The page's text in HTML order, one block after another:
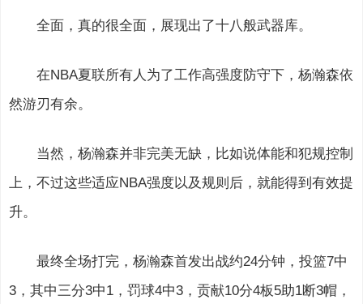
全面，真的很全面，展现出了十八般武器库。
在NBA夏联所有人为了工作高强度防守下，杨瀚森依
然游刃有余。
当然，杨瀚森并非完美无缺，比如说体能和犯规控制
上，不过这些适应NBA强度以及规则后，就能得到有效提
升。
最终全场打完，杨瀚森首发出战约24分钟，投篮7中
3，其中三分3中1，罚球4中3，贡献10分4板5助1断3帽，